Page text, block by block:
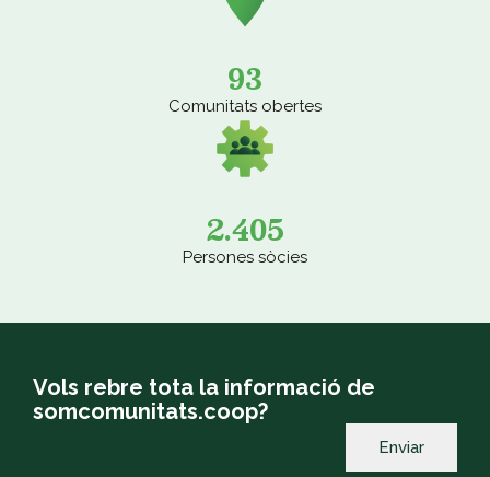
93
Comunitats obertes
2.405
Persones sòcies
Vols rebre tota la informació de
somcomunitats.coop?